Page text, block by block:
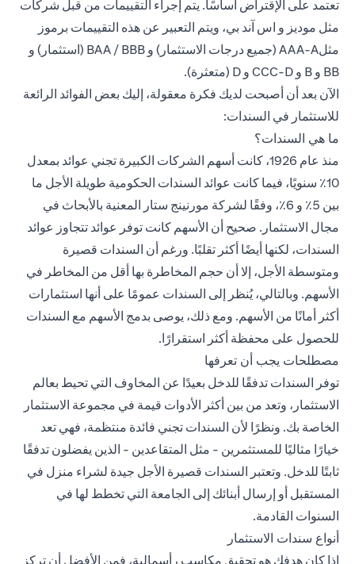
تعتمد على الإقتراض أساسًا. يتم إجراء التقييمات من قبل شركات
مثل موديز و اس آند بي، ويتم التعبير عن هذه التقييمات برموز
مثلAAA-A (جميع درجات الاستثمار) و BAA / BBB (استثمار) و
BB و B و CCC-D و D (متعثرة).
الآن بعد أن أصبحت لديك فكرة معقولة، إليك بعض الفوائد الرائعة
للاستثمار في السندات:
ما هي السندات؟
منذ عام 1926، كانت أسهم الشركات الكبيرة تجني عوائد بمعدل
10٪ سنويًا، فيما كانت عوائد السندات الحكومية طويلة الأجل ما
بين 5٪ و 6٪، وفقًا لشركة مورنينج ستار المعنية بالأبحاث في
مجال الاستثمار. صحيح أن الأسهم كانت توفر عوائد تتجاوز عوائد
السندات، لكنها أيضًا أكثر تقلبًا. ورغم أن السندات قصيرة
ومتوسطة الأجل، إلا أن حجم المخاطرة بها أقل من المخاطر في
الأسهم. وبالتالي، يُنظر إلى السندات عمومًا على أنها استثمارات
أكثر أمانًا من الأسهم. ومع ذلك، يوصى بدمج الأسهم مع السندات
للحصول على محفظة أكثر استقرارًا.
مصطلحات يجب أن تعرفها
توفر السندات تدفقًا للدخل بعيدًا عن المخاوف التي تحيط بعالم
الاستثمار، وتعد من بين أكثر الأدوات قيمة في مجموعة الاستثمار
الخاصة بك. ونظرًا لأن السندات تجني فائدة منتظمة، فهي تعد
خيارًا مثاليًا للمستثمرين - مثل المتقاعدين - الذين يفضلون تدفقًا
ثابتًا للدخل. وتعتبر السندات قصيرة الأجل جيدة لشراء منزل في
المستقبل أو إرسال أبنائك إلى الجامعة التي تخطط لها في
السنوات القادمة.
أنواع سندات الاستثمار
إذا كان هدفك هو تحقيق مكاسب رأسمالية، فمن الأفضل أن تركز